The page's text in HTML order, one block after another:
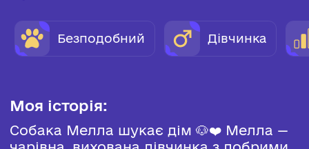
Безподобний Дівчинка
Моя історія:
Собака Мелла шукає дім 🐶❤️ Мелла —